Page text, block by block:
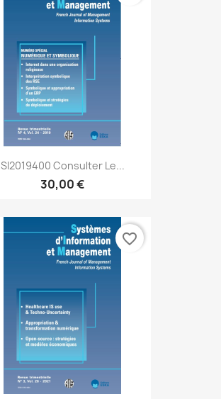
SI2019400 Consulter Le...
30,00 €
favorite_border